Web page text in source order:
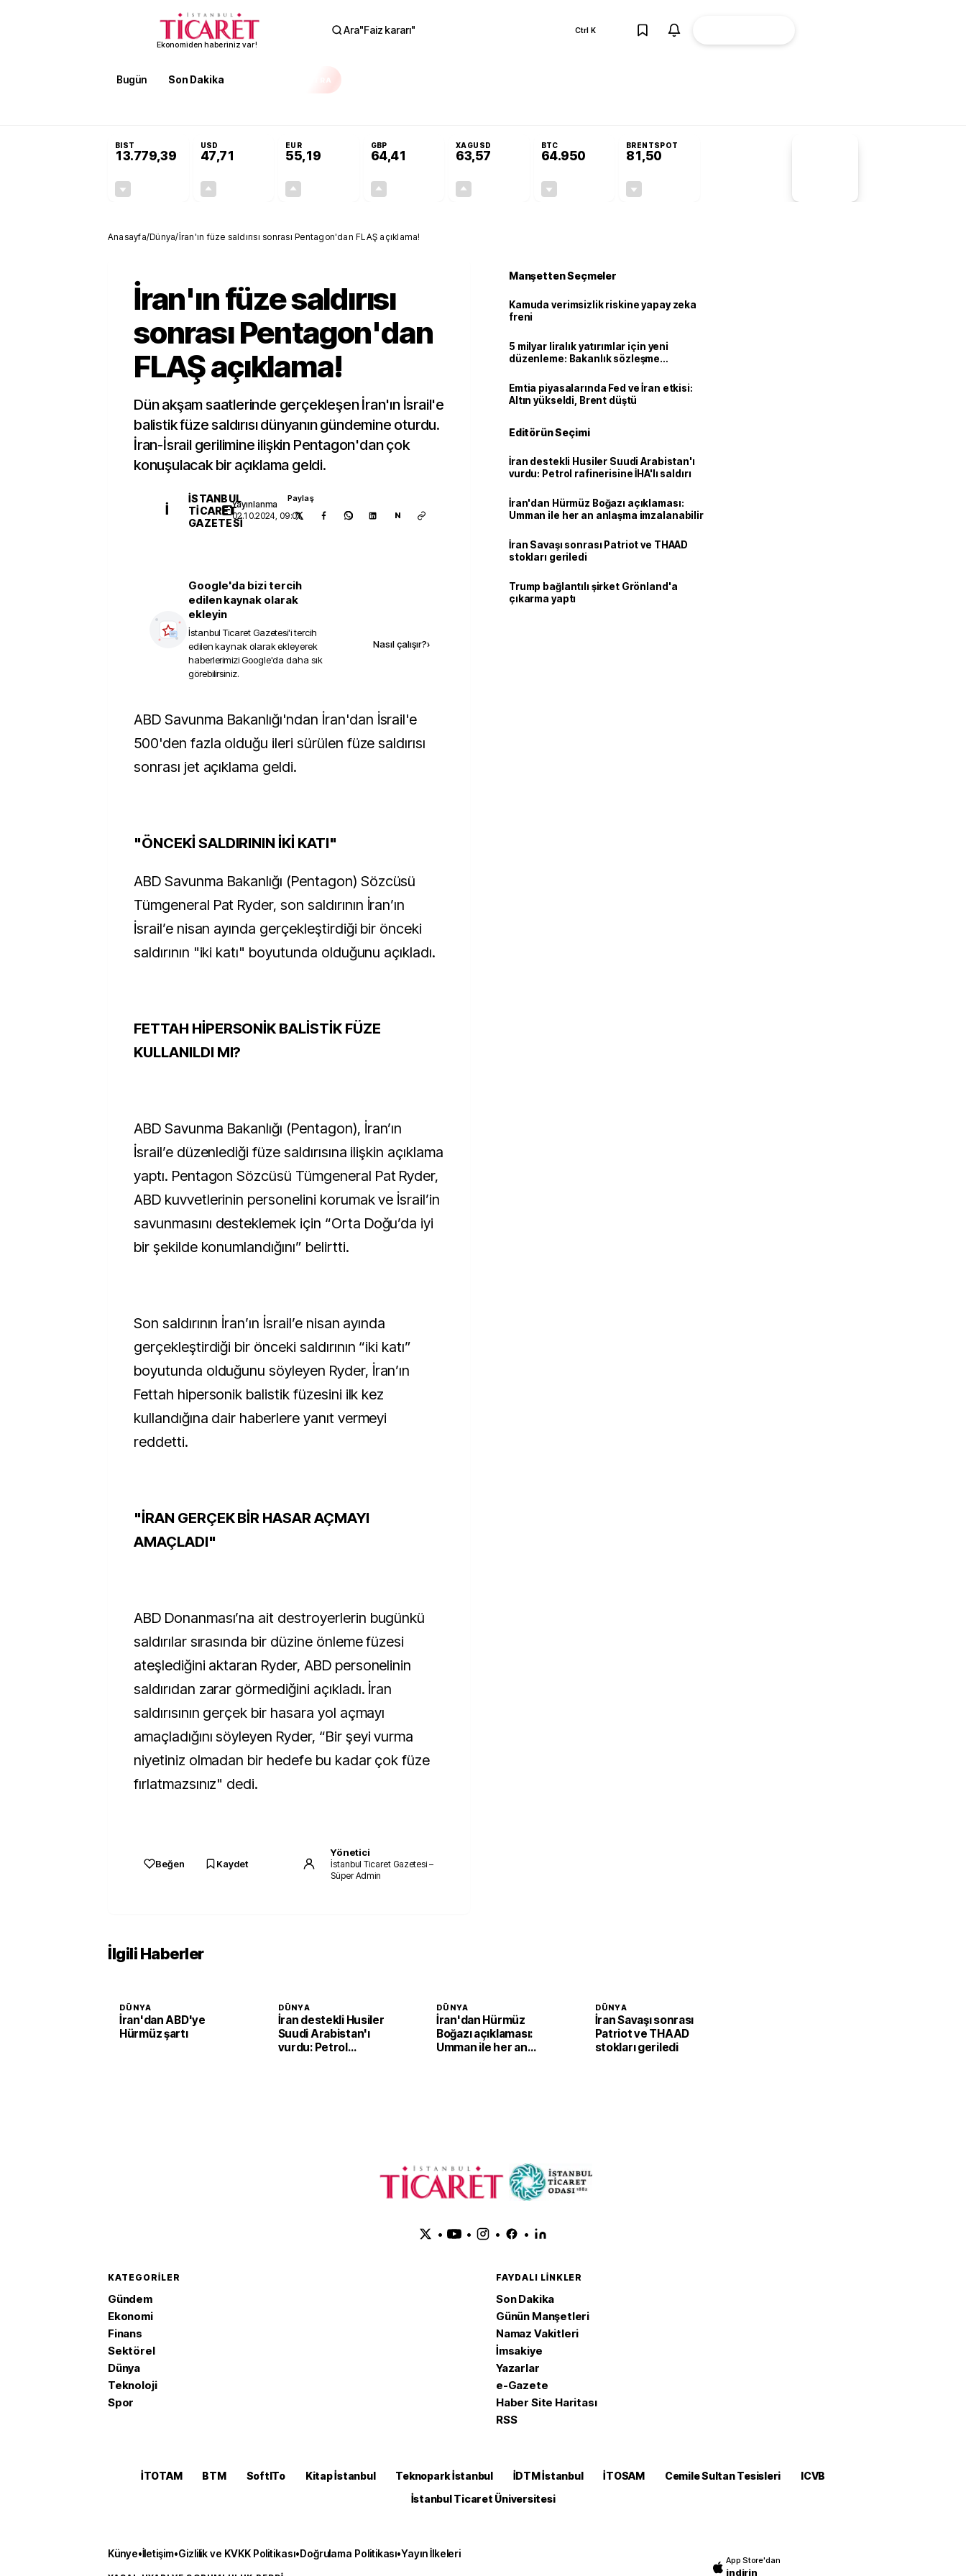
Ekonomiden haberiniz var!
Ara"Faiz kararı" Ctrl K
Bugün Son Dakika
BIST
13.779,39
USD
47,71
EUR
55,19
GBP
64,41
XAGUSD
63,57
BTC
64.950
BRENTSPOT
81,50
Anasayfa/Dünya/İran'ın füze saldırısı sonrası Pentagon'dan FLAŞ açıklama!
İran'ın füze saldırısı
sonrası Pentagon'dan
FLAŞ açıklama!
Dün akşam saatlerinde gerçekleşen İran'ın İsrail'e
balistik füze saldırısı dünyanın gündemine oturdu.
İran-İsrail gerilimine ilişkin Pentagon'dan çok
konuşulacak bir açıklama geldi.
İ
İSTANBUL
TICARET
GAZETESI
Yayınlanma
02.10.2024, 09:01
Paylaş
N
Google'da bizi tercih
edilen kaynak olarak
ekleyin
İstanbul Ticaret Gazetesi'i tercih
edilen kaynak olarak ekleyerek
haberlerimizi Google'da daha sık
görebilirsiniz.
Nasıl çalışır?›
ABD Savunma Bakanlığı'ndan İran'dan İsrail'e
500'den fazla olduğu ileri sürülen füze saldırısı
sonrası jet açıklama geldi.
"ÖNCEKİ SALDIRININ İKİ KATI"
ABD Savunma Bakanlığı (Pentagon) Sözcüsü
Tümgeneral Pat Ryder, son saldırının İran’ın
İsrail’e nisan ayında gerçekleştirdiği bir önceki
saldırının "iki katı" boyutunda olduğunu açıkladı.
FETTAH HİPERSONİK BALİSTİK FÜZE
KULLANILDI MI?
ABD Savunma Bakanlığı (Pentagon), İran’ın
İsrail’e düzenlediği füze saldırısına ilişkin açıklama
yaptı. Pentagon Sözcüsü Tümgeneral Pat Ryder,
ABD kuvvetlerinin personelini korumak ve İsrail’in
savunmasını desteklemek için “Orta Doğu’da iyi
bir şekilde konumlandığını” belirtti.
Son saldırının İran’ın İsrail’e nisan ayında
gerçekleştirdiği bir önceki saldırının “iki katı”
boyutunda olduğunu söyleyen Ryder, İran’ın
Fettah hipersonik balistik füzesini ilk kez
kullandığına dair haberlere yanıt vermeyi
reddetti.
"İRAN GERÇEK BİR HASAR AÇMAYI
AMAÇLADI"
ABD Donanması’na ait destroyerlerin bugünkü
saldırılar sırasında bir düzine önleme füzesi
ateşlediğini aktaran Ryder, ABD personelinin
saldırıdan zarar görmediğini açıkladı. İran
saldırısının gerçek bir hasara yol açmayı
amaçladığını söyleyen Ryder, “Bir şeyi vurma
niyetiniz olmadan bir hedefe bu kadar çok füze
fırlatmazsınız" dedi.
Beğen Kaydet
Yönetici
İstanbul Ticaret Gazetesi –
Süper Admin
Manşetten Seçmeler
Kamuda verimsizlik riskine yapay zeka
freni
5 milyar liralık yatırımlar için yeni
düzenleme: Bakanlık sözleşme
Emtia piyasalarında Fed ve İran etkisi:
Altın yükseldi, Brent düştü
Editörün Seçimi
İran destekli Husiler Suudi Arabistan'ı
vurdu: Petrol rafinerisine İHA'lı saldırı
İran'dan Hürmüz Boğazı açıklaması:
Umman ile her an anlaşma imzalanabilir
İran Savaşı sonrası Patriot ve THAAD
stokları geriledi
Trump bağlantılı şirket Grönland'a
çıkarma yaptı
İlgili Haberler
DÜNYA
İran'dan ABD'ye
Hürmüz şartı
DÜNYA
İran destekli Husiler
Suudi Arabistan'ı
vurdu: Petrol
DÜNYA
İran'dan Hürmüz
Boğazı açıklaması:
Umman ile her an
DÜNYA
İran Savaşı sonrası
Patriot ve THAAD
stokları geriledi
• • • •
KATEGORILER
Gündem
Ekonomi
Finans
Sektörel
Dünya
Teknoloji
Spor
FAYDALI LINKLER
Son Dakika
Günün Manşetleri
Namaz Vakitleri
İmsakiye
Yazarlar
e-Gazete
Haber Site Haritası
RSS
İTOTAM BTM SoftITo Kitap İstanbul Teknopark İstanbul İDTM İstanbul İTOSAM Cemile Sultan Tesisleri
ICVB
İstanbul Ticaret Üniversitesi
Künye•İletişim•Gizlilik ve KVKK Politikası•Doğrulama Politikası•Yayın İlkeleri
App Store'dan
indirin